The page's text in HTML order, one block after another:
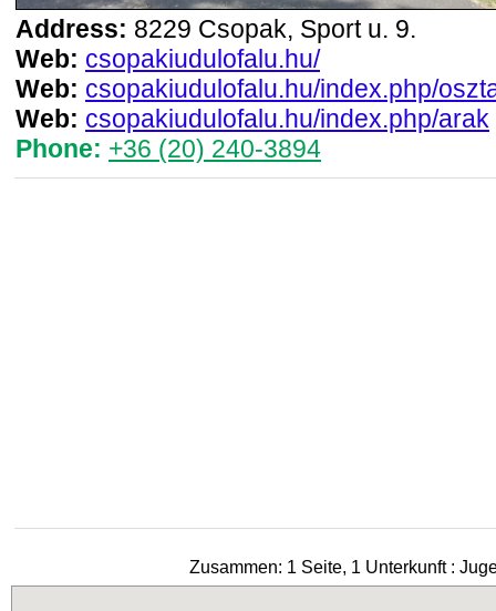
Address: 8229 Csopak, Sport u. 9.
Web: csopakiudulofalu.hu/
Web: csopakiudulofalu.hu/index.php/
Web: csopakiudulofalu.hu/index.php/arak
Phone: +36 (20) 240-3894
Zusammen: 1 Seite, 1 Unterkunft :